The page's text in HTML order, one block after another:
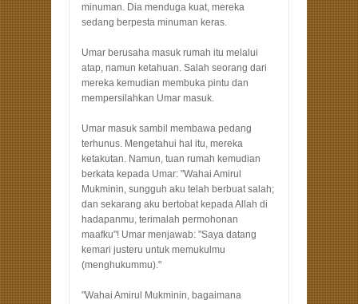
minuman. Dia menduga kuat, mereka
sedang berpesta minuman keras.
Umar berusaha masuk rumah itu melalui
atap, namun ketahuan. Salah seorang dari
mereka kemudian membuka pintu dan
mempersilahkan Umar masuk.
Umar masuk sambil membawa pedang
terhunus. Mengetahui hal itu, mereka
ketakutan. Namun, tuan rumah kemudian
berkata kepada Umar: "Wahai Amirul
Mukminin, sungguh aku telah berbuat salah;
dan sekarang aku bertobat kepada Allah di
hadapanmu, terimalah permohonan
maafku"! Umar menjawab: "Saya datang
kemari justeru untuk memukulmu
(menghukummu)."
"Wahai Amirul Mukminin, bagaimana